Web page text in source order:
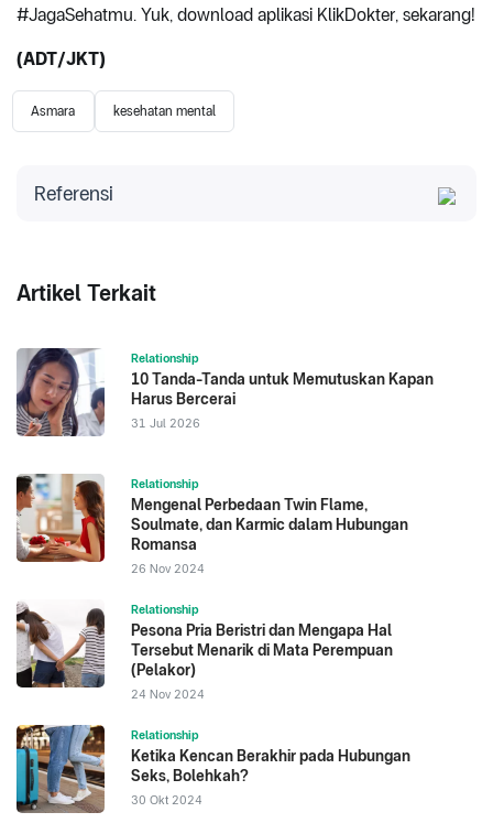
#JagaSehatmu. Yuk, download aplikasi KlikDokter, sekarang!
(ADT/JKT)
Asmara kesehatan mental
Referensi
Psychology Today. Diakses 2022. 4 Motives Behind
of Over-the-Top Love
Artikel Terkait
Relationship
10 Tanda-Tanda untuk Memutuskan Kapan
Harus Bercerai
31 Jul 2026
Relationship
Mengenal Perbedaan Twin Flame,
Soulmate, dan Karmic dalam Hubungan
Romansa
26 Nov 2024
Relationship
Pesona Pria Beristri dan Mengapa Hal
Tersebut Menarik di Mata Perempuan
(Pelakor)
24 Nov 2024
Relationship
Ketika Kencan Berakhir pada Hubungan
Seks, Bolehkah?
30 Okt 2024